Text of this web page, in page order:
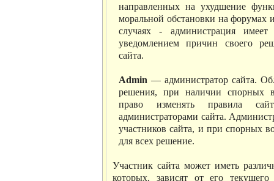
направленных на ухудшение
моральной обстановки на форумах
случаях - администрация
уведомлением причин своего
сайта.
Admin — администратор сайта.
решения, при наличии спорных
право изменять правила
администраторами сайта.
участников сайта, и при спорных
для всех решение.
Участник сайта может иметь
которых, зависят от его